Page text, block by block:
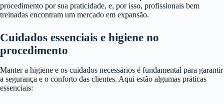
procedimento por sua praticidade, e, por isso, profissionais bem
treinadas encontram um mercado em expansão.
Cuidados essenciais e higiene no
procedimento
Manter a higiene e os cuidados necessários é fundamental para garantir
a segurança e o conforto das clientes. Aqui estão algumas práticas
essenciais: